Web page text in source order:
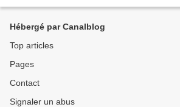
Hébergé par Canalblog
Top articles
Pages
Contact
Signaler un abus